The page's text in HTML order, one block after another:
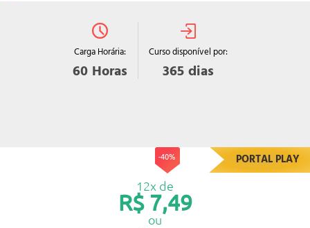
Carga Horária:
60 Horas
Curso disponível por:
365 dias
-40% PORTAL PLAY
12x de
R$ 7,49
ou